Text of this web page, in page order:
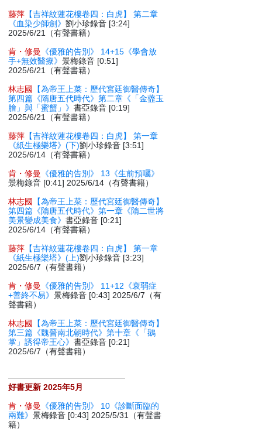
藤萍 【吉祥紋蓮花樓卷四：白虎】 第二章
《血染少師劍》劉小珍錄音 [3:24]
2025/6/21（有聲書籍）
肯・修曼
《優雅的告別》 14+15《學會放
手+無效醫療》景梅錄音 [0:51]
2025/6/21（有聲書籍）
林志國
【為帝王上菜：歷代宮廷御醫傳奇】
第四篇《隋唐五代時代》第二章《「金虀玉
膾」與「蜜蟹」》書亞錄音 [0:19]
2025/6/21（有聲書籍）
藤萍 【吉祥紋蓮花樓卷四：白虎】 第一章
《紙生極樂塔》(下)劉小珍錄音 [3:51]
2025/6/14（有聲書籍）
肯・修曼
《優雅的告別》 13《生前預囑》
景梅錄音 [0:41] 2025/6/14（有聲書籍）
林志國
【為帝王上菜：歷代宮廷御醫傳奇】
第四篇《隋唐五代時代》第一章《隋二世將
美景變成美食》書亞錄音 [0:21]
2025/6/14（有聲書籍）
藤萍 【吉祥紋蓮花樓卷四：白虎】 第一章
《紙生極樂塔》(上)劉小珍錄音 [3:23]
2025/6/7（有聲書籍）
肯・修曼
《優雅的告別》 11+12《衰弱症
+善終不易》景梅錄音 [0:43] 2025/6/7（有
聲書籍）
林志國
【為帝王上菜：歷代宮廷御醫傳奇】
第三篇《魏晉南北朝時代》第十章《「鵝
掌」誘得帝王心》書亞錄音 [0:21]
2025/6/7（有聲書籍）
好書更新 2025年5月
肯・修曼
《優雅的告別》 10《診斷面臨的
兩難》景梅錄音 [0:43] 2025/5/31（有聲書
籍）